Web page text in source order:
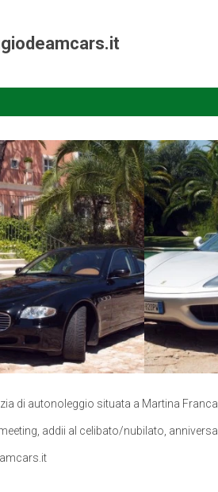
di autonoleggio situata a Martina
addii al celibato/nubilato,